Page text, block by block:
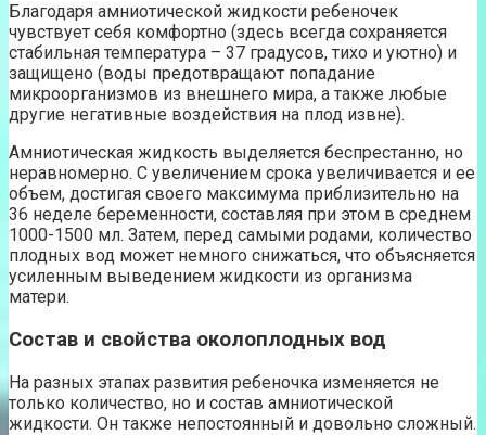
Благодаря амниотической жидкости ребеночек
чувствует себя комфортно (здесь всегда сохраняется
стабильная температура – 37 градусов, тихо и уютно) и
защищено (воды предотвращают попадание
микроорганизмов из внешнего мира, а также любые
другие негативные воздействия на плод извне).
Амниотическая жидкость выделяется беспрестанно, но
неравномерно. С увеличением срока увеличивается и ее
объем, достигая своего максимума приблизительно на
36 неделе беременности, составляя при этом в среднем
1000-1500 мл. Затем, перед самыми родами, количество
плодных вод может немного снижаться, что объясняется
усиленным выведением жидкости из организма
матери.
Состав и свойства околоплодных вод
На разных этапах развития ребеночка изменяется не
только количество, но и состав амниотической
жидкости. Он также непостоянный и довольно сложный.